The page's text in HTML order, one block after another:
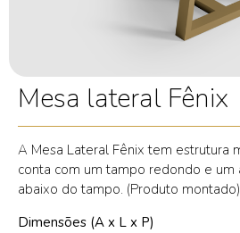
Mesa lateral Fênix
A Mesa Lateral Fênix tem estrutura
conta com um tampo redondo e
abaixo do tampo. (Produto montado)
Dimensões (A x L x P)